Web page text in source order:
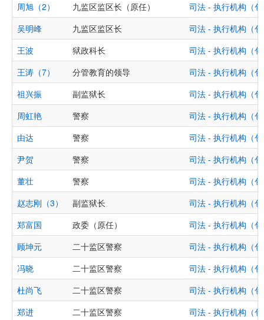
周旭（2）
九监区监区长（原任）
司法 - 执行机构（
吴明峰
九监区监区长
司法 - 执行机构（
王波
狱政科长
司法 - 执行机构（
王涛（7）
分管教育的领导
司法 - 执行机构（
祖兴振
副监狱长
司法 - 执行机构（
周虹艳
警察
司法 - 执行机构（
由达
警察
司法 - 执行机构（
尹贺
警察
司法 - 执行机构（
董壮
警察
司法 - 执行机构（
赵志刚（3）
副监狱长
司法 - 执行机构（
郑富国
政委（原任）
司法 - 执行机构（
顾坤元
二十监区警察
司法 - 执行机构（
冯晓
二十监区警察
司法 - 执行机构（
杜尚飞
二十监区警察
司法 - 执行机构（
郑进
二十监区警察
司法 - 执行机构（